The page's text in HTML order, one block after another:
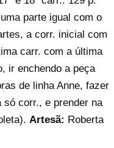
parte igual com o
a corr. inicial com
carr. com a última
ir enchendo a peça
de linha Anne, fazer
corr., e prender na
Artesã: Roberta